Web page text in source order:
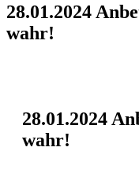
28.01.2024
wahr!
28.01.2024
wahr!